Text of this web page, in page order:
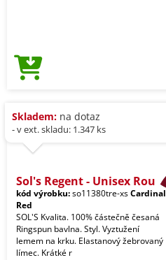
Skladem: na dotaz
- v ext. skladu: 1.347 ks
Sol's Regent - Unisex Rou
kód výrobku:so11380tre-xsCardinal
Red
SOL'S Kvalita. 100% částečně česaná
Ringspun bavlna. Styl. Vyztužení
lemem na krku. Elastanový žebrovaný
límec. Krátké r